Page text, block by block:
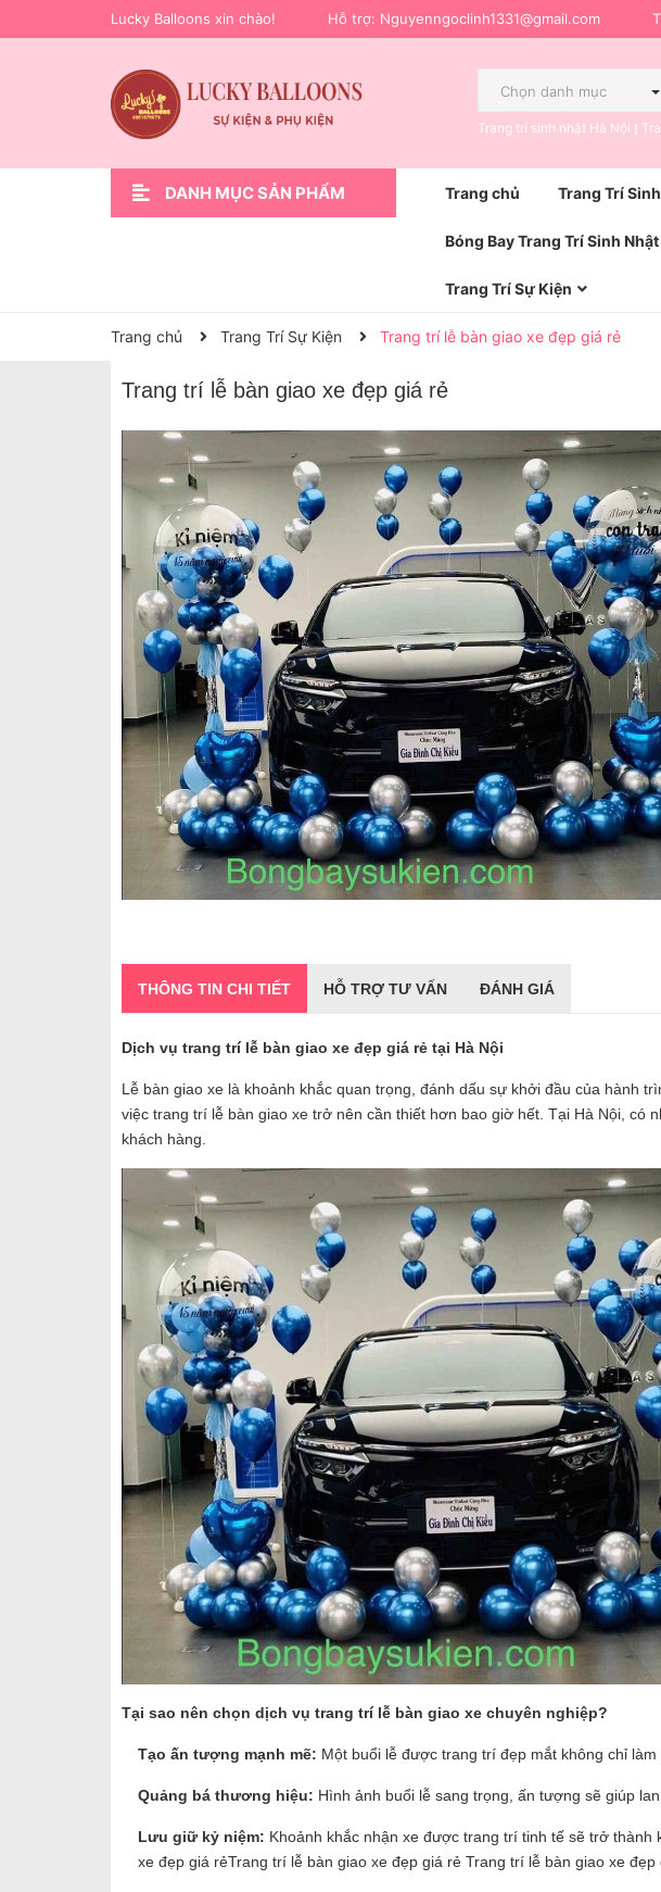
Lucky Balloons xin chào! Hỗ trợ: Nguyenngoclinh1331@gmail.com
Chọn danh mục
Trang trí sinh nhật Hà Nội
DANH MỤC SẢN PHẨM Trang chủ Trang Trí
Bóng Bay Trang Trí Sinh Nhật
Trang Trí Sự Kiện
Trang chủ Trang Trí Sự Kiện Trang trí lễ bàn giao xe đẹp giá rẻ
Trang trí lễ bàn giao xe đẹp giá rẻ
THÔNG TIN CHI TIẾT HỖ TRỢ TƯ VẤN ĐÁNH GIÁ
Dịch vụ trang trí lễ bàn giao xe đẹp giá rẻ tại Hà Nội
Lễ bàn giao xe là khoảnh khắc quan trọng, đánh dấu sự khởi đầu của hành
việc trang trí lễ bàn giao xe trở nên cần thiết hơn bao giờ hết. Tại Hà Nội, có
khách hàng.​
Tại sao nên chọn dịch vụ trang trí lễ bàn giao xe chuyên nghiệp?
Tạo ấn tượng mạnh mẽ: Một buổi lễ được trang trí đẹp mắt không chỉ
Quảng bá thương hiệu: Hình ảnh buổi lễ sang trọng, ấn tượng sẽ giúp
Lưu giữ kỷ niệm: Khoảnh khắc nhận xe được trang trí tinh tế sẽ trở
xe đẹp giá rẻTrang trí lễ bàn giao xe đẹp giá rẻ Trang trí lễ bàn giao xe đẹp